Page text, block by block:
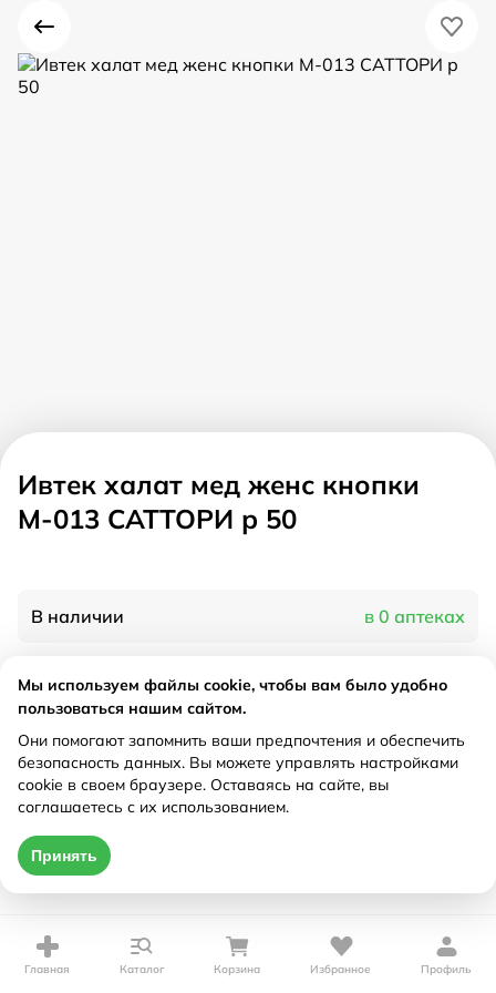
Ивтек халат мед женс кнопки
М-013 САТТОРИ р 50
В наличии в 0 аптеках
Характеристики
Рецепт Не требуется
Цена действительна только при оформлении онлайн
Главная Каталог Корзина Избранное Профиль
Мы используем файлы cookie, чтобы вам было удобно
пользоваться нашим сайтом.
Они помогают запомнить ваши предпочтения и обеспечить
безопасность данных. Вы можете управлять настройками
cookie в своем браузере. Оставаясь на сайте, вы
соглашаетесь с их использованием.
Принять